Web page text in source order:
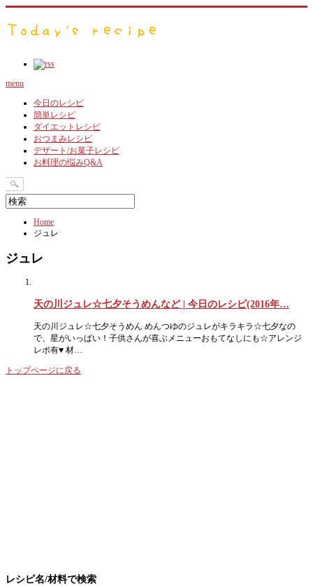
menu
今日のレシピ
簡単レシピ
ダイエットレシピ
おつまみレシピ
デザート/お菓子レシピ
お料理の悩みQ&A
Home
ジュレ
ジュレ
天の川ジュレ☆七夕そうめんなど | 今日のレシピ(2016年…
天の川ジュレ☆七夕そうめん めんつゆのジュレがキラキラ☆七夕なの
で、星がいっぱい！子供さんが喜ぶメニューおもてなしにも☆アレンジ
レポ有♥ 材…
トップページに戻る
レシピ名/材料で検索